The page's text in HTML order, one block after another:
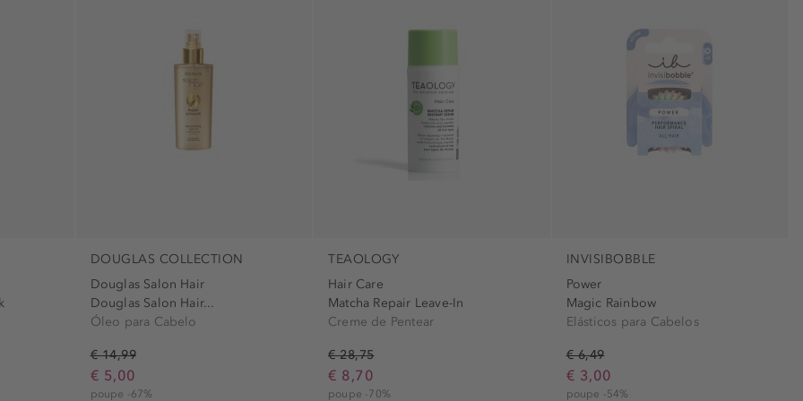
DOUGLAS COLLECTION
Douglas Salon Hair
Douglas Salon Hair...
Óleo para Cabelo
€ 14,99
€ 5,00
poupe -67%
TEAOLOGY
Hair Care
Matcha Repair Leave-In
Creme de Pentear
€ 28,75
€ 8,70
poupe -70%
INVISIBOBBLE
Power
Magic Rainbow
Elásticos para Cabelos
€ 6,49
€ 3,00
poupe -54%